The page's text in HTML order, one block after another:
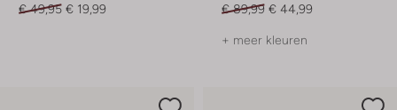
€ 49,95 € 19,99
€ 89,99 € 44,99
+ meer kleuren